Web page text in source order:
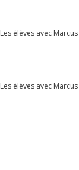
Les élèves avec Marcus
Les élèves avec Marcus